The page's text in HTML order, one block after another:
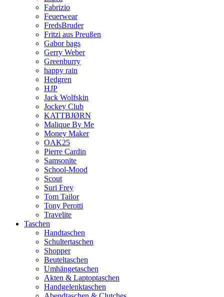
Fabrizio
Feuerwear
FredsBruder
Fritzi aus Preußen
Gabor bags
Gerry Weber
Greenburry
happy rain
Hedgren
HJP
Jack Wolfskin
Jockey Club
KATTBJØRN
Malique By Me
Money Maker
OAK25
Pierre Cardin
Samsonite
School-Mood
Scout
Suri Frey
Tom Tailor
Tony Perotti
Travelite
Taschen
Handtaschen
Schultertaschen
Shopper
Beuteltaschen
Umhängetaschen
Akten & Laptoptaschen
Handgelenktaschen